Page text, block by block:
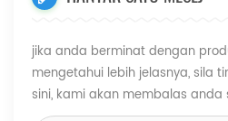
jika anda berminat dengan
mengetahui lebih jelasnya, sila
sini, kami akan membalas anda